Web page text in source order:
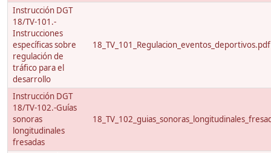
Instrucción DGT
18/TV-101.-
Instrucciones
específicas sobre
regulación de
tráfico para el
desarrollo
18_TV_101_Regulacion_eventos_deportivos.pdf
Instrucción DGT
18/TV-102.-Guías
sonoras
longitudinales
fresadas